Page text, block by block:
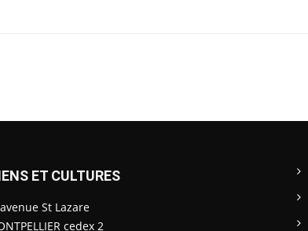
ET CULTURES
St Lazare
cedex 2